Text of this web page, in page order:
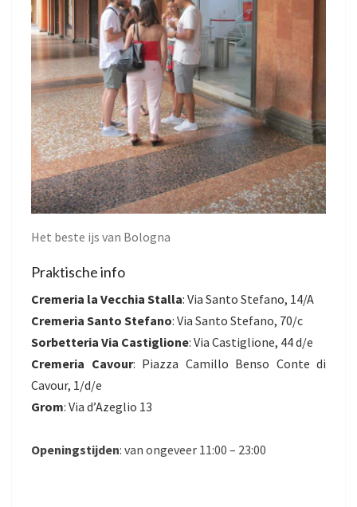
Het beste ijs van Bologna
Praktische info
Cremeria la Vecchia Stalla: Via Santo Stefano, 14/A
Cremeria Santo Stefano: Via Santo Stefano, 70/c
Sorbetteria Via Castiglione: Via Castiglione, 44 d/e
Cremeria Cavour: Piazza Camillo Benso Conte di
Cavour, 1/d/e
Grom: Via d’Azeglio 13
Openingstijden: van ongeveer 11:00 – 23:00